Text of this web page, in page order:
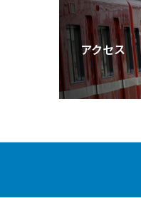
アクセス